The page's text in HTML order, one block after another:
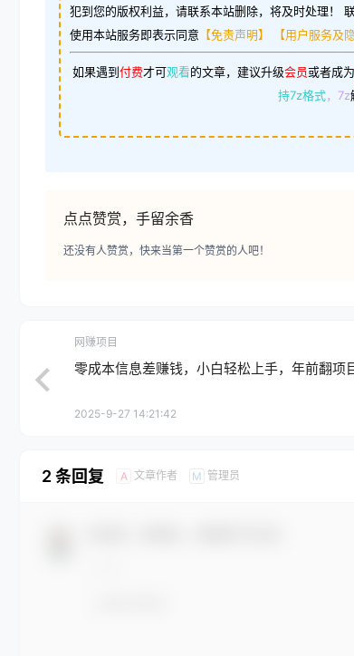
犯到您的版权利益，请联系本站删除，将及时处理！
使用本站服务即表示同意 【免责声明】 【用户服务及
如果遇到付费才可观看的文章，建议升级会员或者成为
持7z格式，7z
点点赞赏，手留余香
还没有人赞赏，快来当第一个赞赏的人吧！
网赚项目
零成本信息差赚钱，小白轻松上手，年前翻项
2025-9-27 14:21:42
2 条回复 A 文章作者 M 管理员